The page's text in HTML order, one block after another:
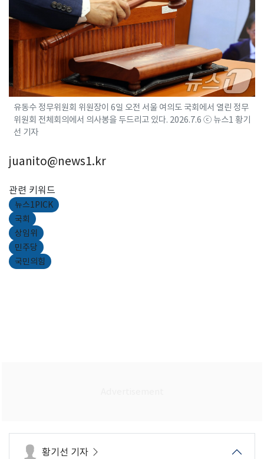
유동수 정무위원회 위원장이 6일 오전 서울 여의도 국회에서 열린 정무
위원회 전체회의에서 의사봉을 두드리고 있다. 2026.7.6 ⓒ 뉴스1 황기
선 기자
juanito@news1.kr
관련 키워드
뉴스1PICK
국회
상임위
민주당
국민의힘
황기선 기자